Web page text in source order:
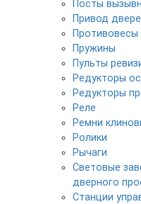
Посты
Привод
Противовесы
Пружины
Пульты
Редукторы
Редукторы
Реле
Ремни
Ролики
Рычаги
Световые
дверного
Станции